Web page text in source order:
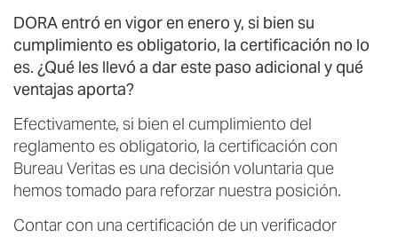
DORA entró en vigor en enero y, si bien su
cumplimiento es obligatorio, la certificación no lo
es. ¿Qué les llevó a dar este paso adicional y qué
ventajas aporta?
Efectivamente, si bien el cumplimiento del
reglamento es obligatorio, la certificación con
Bureau Veritas es una decisión voluntaria que
hemos tomado para reforzar nuestra posición.
Contar con una certificación de un verificador